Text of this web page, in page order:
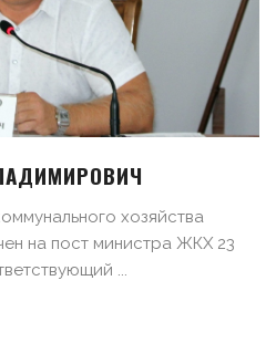
хозяйства
на пост министра ЖКХ 23
...